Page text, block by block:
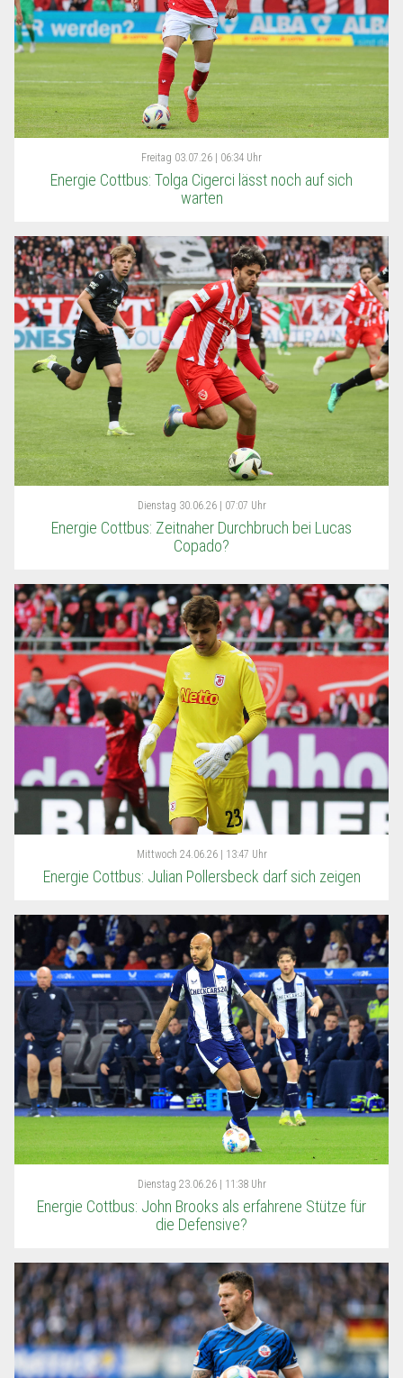
Freitag 03.07.26 | 06:34 Uhr
Energie Cottbus: Tolga Cigerci lässt noch auf sich
warten
Dienstag 30.06.26 | 07:07 Uhr
Energie Cottbus: Zeitnaher Durchbruch bei Lucas
Copado?
Mittwoch 24.06.26 | 13:47 Uhr
Energie Cottbus: Julian Pollersbeck darf sich zeigen
Dienstag 23.06.26 | 11:38 Uhr
Energie Cottbus: John Brooks als erfahrene Stütze für
die Defensive?